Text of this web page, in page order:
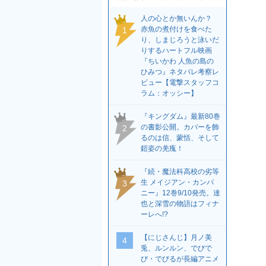
1
人の心とか無いんか？
赤魚の煮付けを食べた
り、しまじろうと泳いだ
りするハートフル映画
『ちいかわ 人魚の島の
ひみつ』ネタバレ考察レ
ビュー【電撃スタッフコ
ラム：オッシー】
2
『キングダム』最新80巻
の書影公開。カバーを飾
るのは信、蒙恬、そして
鎧姿の羌瘣！
3
『続・魔法科高校の劣等
生 メイジアン・カンパ
ニー』12巻9/10発売。達
也と深雪の物語はフィナ
ーレへ!?
4
【にじさんじ】月ノ美
兎、ルンルン、でびで
び・でびるが長編アニメ